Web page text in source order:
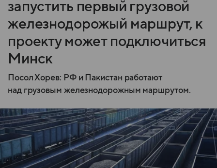
запустить первый грузовой
железнодорожый маршрут, к
проекту может подключиться
Минск
Посол Хорев: РФ и Пакистан работают
над грузовым железнодорожным маршрутом.